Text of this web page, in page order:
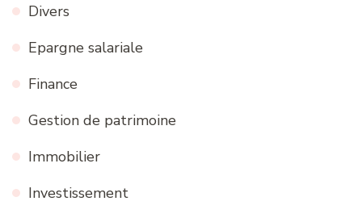
Divers
Epargne salariale
Finance
Gestion de patrimoine
Immobilier
Investissement